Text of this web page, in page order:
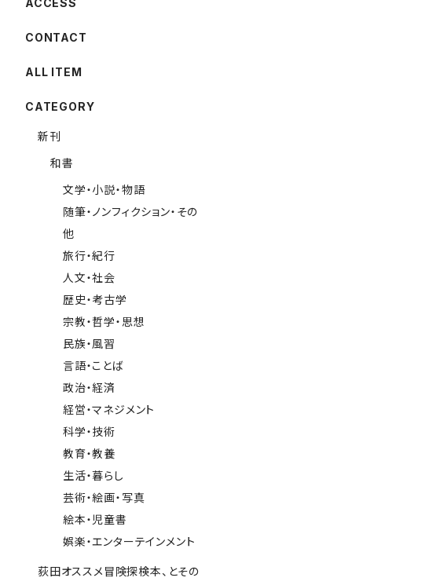
CONTACT
ALL ITEM
CATEGORY
新刊
和書
文学・小説・物語
随筆・ノンフィクション・その
他
旅行・紀行
人文・社会
歴史・考古学
宗教・哲学・思想
民族・風習
言語・ことば
政治・経済
経営・マネジメント
科学・技術
教育・教養
生活・暮らし
芸術・絵画・写真
絵本・児童書
娯楽・エンターテインメント
荻田オススメ冒険探検本、とその